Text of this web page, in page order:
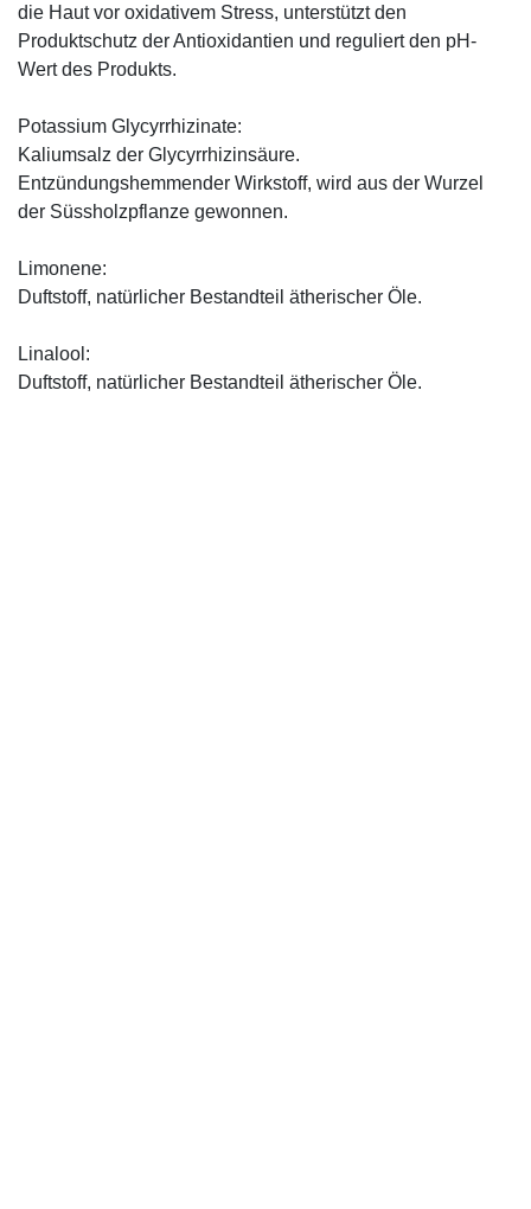
die Haut vor oxidativem Stress, unterstützt den
Produktschutz der Antioxidantien und reguliert den pH-
Wert des Produkts.
Potassium Glycyrrhizinate:
Kaliumsalz der Glycyrrhizinsäure.
Entzündungshemmender Wirkstoff, wird aus der Wurzel
der Süssholzpflanze gewonnen.
Limonene:
Duftstoff, natürlicher Bestandteil ätherischer Öle.
Linalool:
Duftstoff, natürlicher Bestandteil ätherischer Öle.